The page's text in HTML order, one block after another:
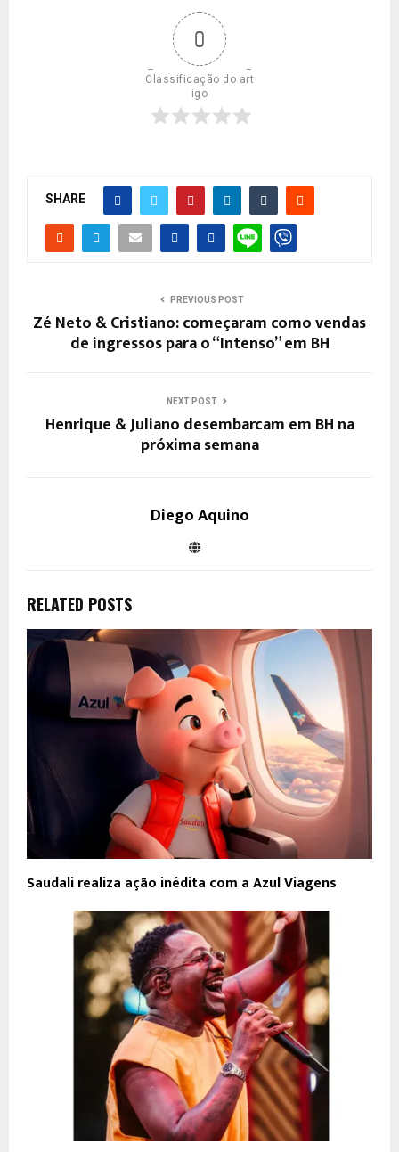
0
Classificação do art
igo
SHARE
PREVIOUS POST
Zé Neto & Cristiano: começaram como vendas
de ingressos para o “Intenso” em BH
NEXT POST
Henrique & Juliano desembarcam em BH na
próxima semana
Diego Aquino
RELATED POSTS
Saudali realiza ação inédita com a Azul Viagens